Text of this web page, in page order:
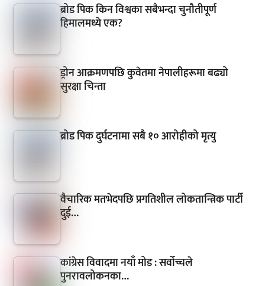
ब्रोड पिक किन विश्वका सबैभन्दा चुनौतीपूर्ण
हिमालमध्ये एक?
ड्रोन आक्रमणपछि कुवेतमा नेपालीहरूमा बढ्यो
सुरक्षा चिन्ता
ब्रोड पिक दुर्घटनामा सबै १० आरोहीको मृत्यु
वैचारिक मतभेदपछि प्रगतिशील लोकतान्त्रिक पार्टी
दुई…
कांग्रेस विवादमा नयाँ मोड : सर्वोच्चले
पुनरावलोकनका…